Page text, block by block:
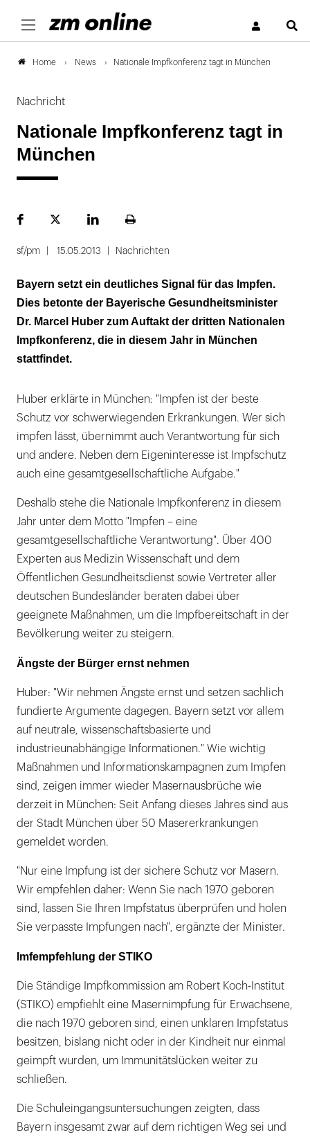
Home News Nationale Impfkonferenz tagt in München
Nachricht
Nationale Impfkonferenz tagt in
München
FacebookPlattformLinekdInSeite
sf/pm 15.05.2013 Nachrichten
Bayern setzt ein deutliches Signal für das Impfen.
Dies betonte der Bayerische Gesundheitsminister
Dr. Marcel Huber zum Auftakt der dritten Nationalen
Impfkonferenz, die in diesem Jahr in München
stattfindet.
Huber erklärte in München: "Impfen ist der beste
Schutz vor schwerwiegenden Erkrankungen. Wer sich
impfen lässt, übernimmt auch Verantwortung für sich
und andere. Neben dem Eigeninteresse ist Impfschutz
auch eine gesamtgesellschaftliche Aufgabe."
Deshalb stehe die Nationale Impfkonferenz in diesem
Jahr unter dem Motto "Impfen – eine
gesamtgesellschaftliche Verantwortung". Über 400
Experten aus Medizin Wissenschaft und dem
Öffentlichen Gesundheitsdienst sowie Vertreter aller
deutschen Bundesländer beraten dabei über
geeignete Maßnahmen, um die Impfbereitschaft in der
Bevölkerung weiter zu steigern.
Ängste der Bürger ernst nehmen
Huber: "Wir nehmen Ängste ernst und setzen sachlich
fundierte Argumente dagegen. Bayern setzt vor allem
auf neutrale, wissenschaftsbasierte und
industrieunabhängige Informationen." Wie wichtig
Maßnahmen und Informationskampagnen zum Impfen
sind, zeigen immer wieder Masernausbrüche wie
derzeit in München: Seit Anfang dieses Jahres sind aus
der Stadt München über 50 Masererkrankungen
gemeldet worden.
"Nur eine Impfung ist der sichere Schutz vor Masern.
Wir empfehlen daher: Wenn Sie nach 1970 geboren
sind, lassen Sie Ihren Impfstatus überprüfen und holen
Sie verpasste Impfungen nach", ergänzte der Minister.
Imfempfehlung der STIKO
Die Ständige Impfkommission am Robert Koch-Institut
(STIKO) empfiehlt eine Masernimpfung für Erwachsene,
die nach 1970 geboren sind, einen unklaren Impfstatus
besitzen, bislang nicht oder in der Kindheit nur einmal
geimpft wurden, um Immunitätslücken weiter zu
schließen.
Die Schuleingangsuntersuchungen zeigten, dass
Bayern insgesamt zwar auf dem richtigen Weg sei und